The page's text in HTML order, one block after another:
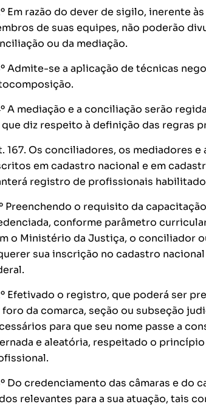
Em razão do dever de sigilo, inerente
de suas equipes, não poderão
ou da mediação.
Admite-se a aplicação de técnicas
A mediação e a conciliação serão
que diz respeito à definição das regras
167. Os conciliadores, os mediadores
em cadastro nacional e em
registro de profissionais
Preenchendo o requisito da
conforme parâmetro
o Ministério da Justiça, o conciliador
sua inscrição no cadastro
Efetivado o registro, que poderá ser
da comarca, seção ou subseção
para que seu nome passe a
e aleatória, respeitado o
Do credenciamento das câmaras e
relevantes para a sua atuação, tais